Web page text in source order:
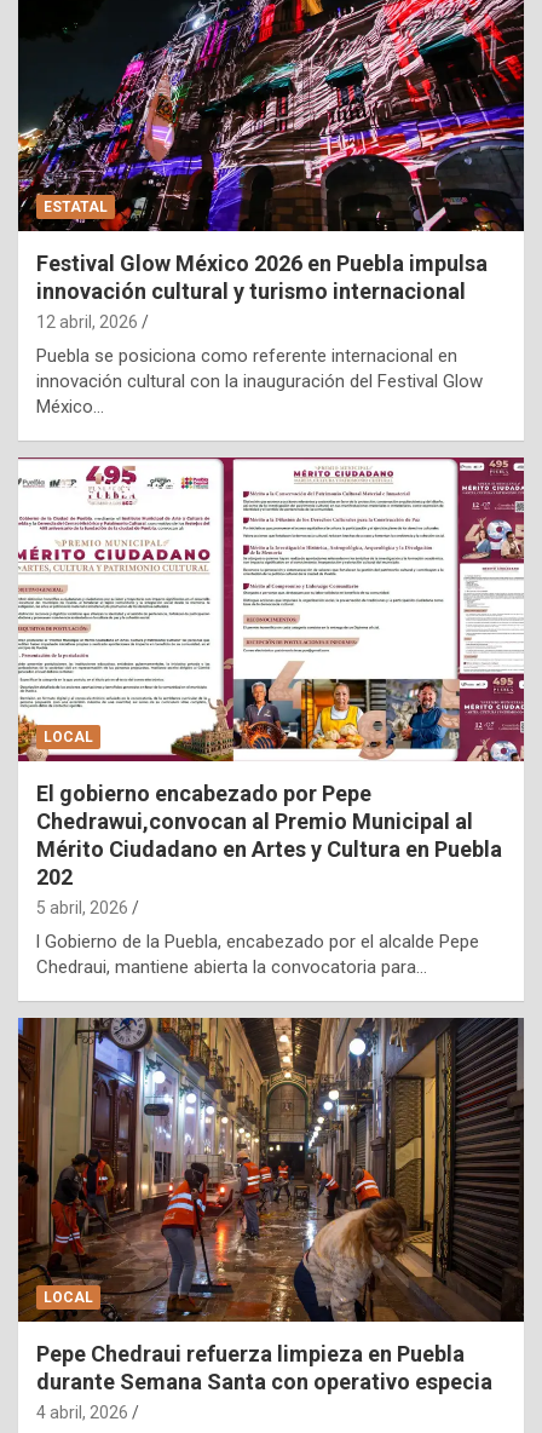
ESTATAL
Festival Glow México 2026 en Puebla impulsa
innovación cultural y turismo internacional
12 abril, 2026
Puebla se posiciona como referente internacional en
innovación cultural con la inauguración del Festival Glow
México…
LOCAL
El gobierno encabezado por Pepe
Chedrawui,convocan al Premio Municipal al
Mérito Ciudadano en Artes y Cultura en Puebla
202
5 abril, 2026
l Gobierno de la Puebla, encabezado por el alcalde Pepe
Chedraui, mantiene abierta la convocatoria para…
LOCAL
Pepe Chedraui refuerza limpieza en Puebla
durante Semana Santa con operativo especia
4 abril, 2026